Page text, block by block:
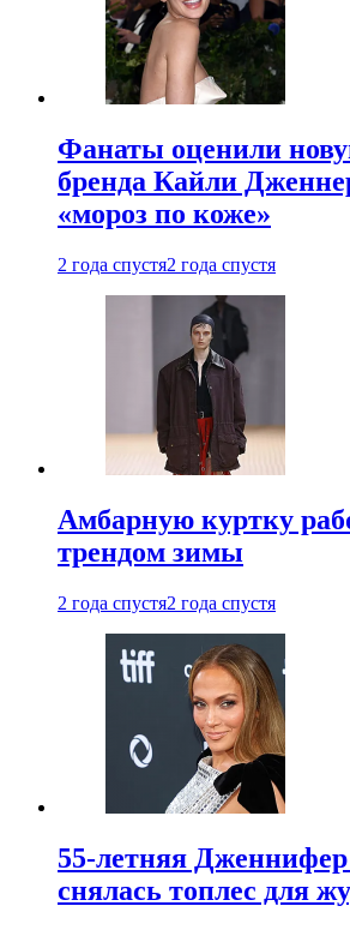
Фанаты оценили
бренда Кайли
«мороз по коже»
2 года спустя2 года спустя
Амбарную куртку
трендом зимы
2 года спустя2 года спустя
55-летняя
снялась топлес для